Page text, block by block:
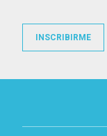
INSCRIBIRME